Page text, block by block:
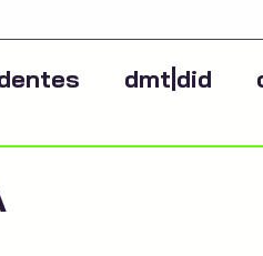
dmt|did